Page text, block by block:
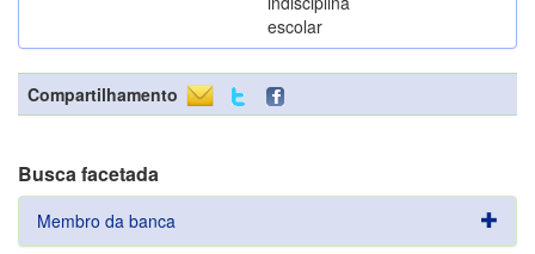
escolar
Compartilhamento
Busca facetada
Membro da banca